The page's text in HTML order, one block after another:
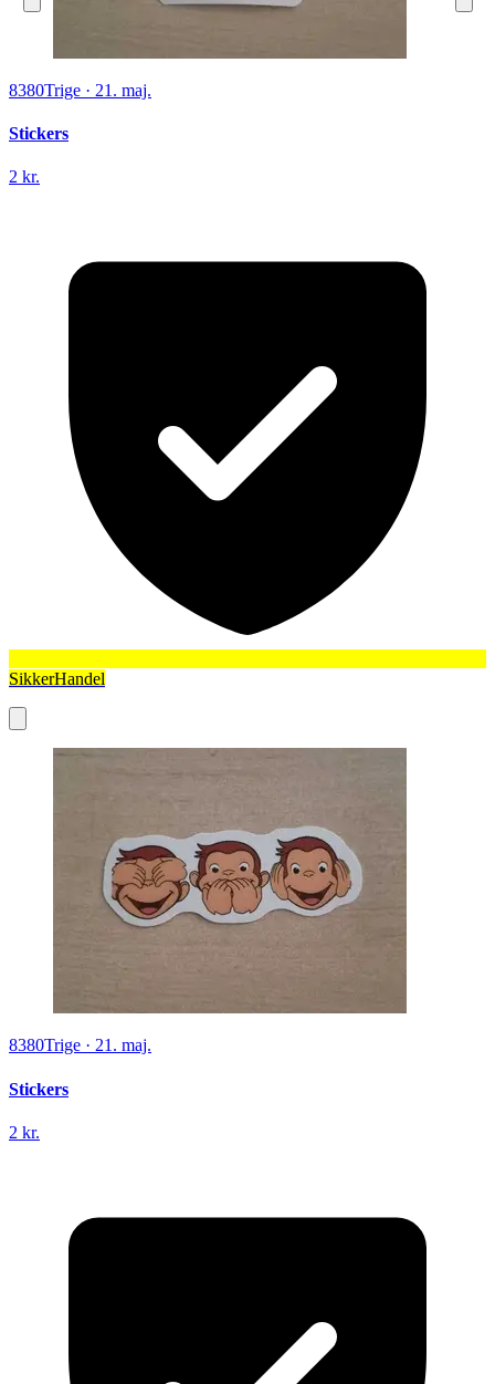
8380Trige · 21. maj.
Stickers
2 kr.
SikkerHandel
8380Trige · 21. maj.
Stickers
2 kr.